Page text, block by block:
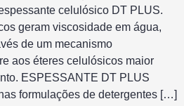
celulósico DT PLUS.
geram viscosidade em água,
de um mecanismo
aos éteres celulósicos maior
ESPESSANTE DT PLUS
formulações de detergentes […]